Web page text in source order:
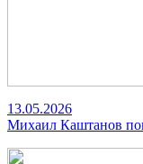
13.05.2026
Михаил Каштанов